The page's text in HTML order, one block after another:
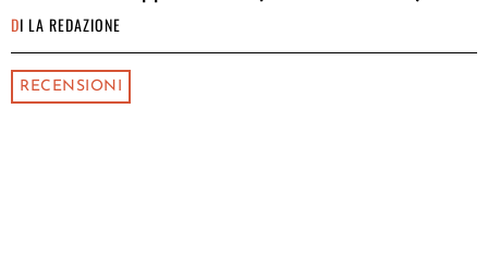
DI LA REDAZIONE
RECENSIONI